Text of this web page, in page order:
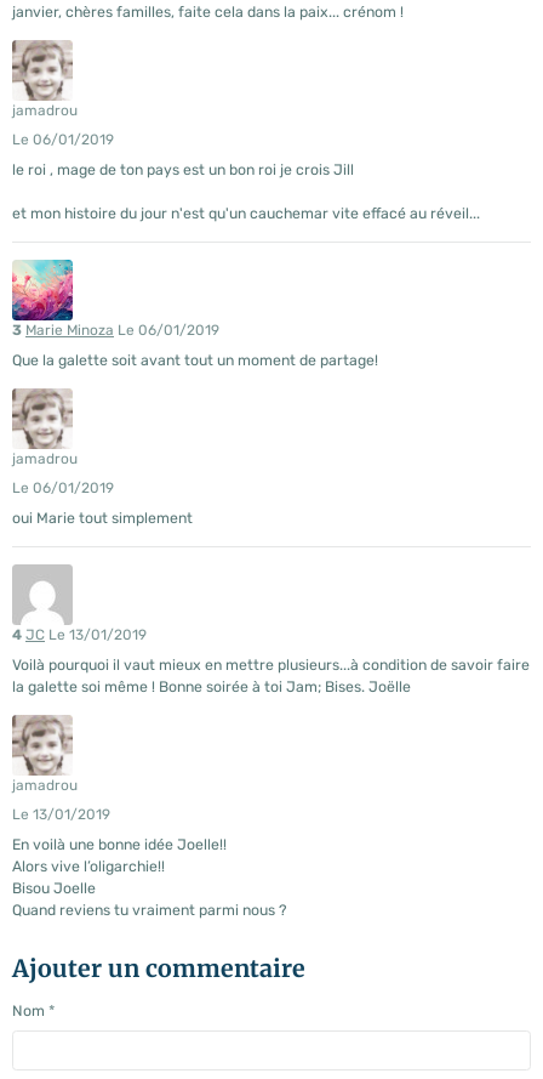
janvier, chères familles, faite cela dans la paix... crénom !
jamadrou
Le 06/01/2019
le roi , mage de ton pays est un bon roi je crois Jill
et mon histoire du jour n'est qu'un cauchemar vite effacé au réveil...
3 Marie Minoza Le 06/01/2019
Que la galette soit avant tout un moment de partage!
jamadrou
Le 06/01/2019
oui Marie tout simplement
4 JC Le 13/01/2019
Voilà pourquoi il vaut mieux en mettre plusieurs...à condition de savoir faire
la galette soi même ! Bonne soirée à toi Jam; Bises. Joëlle
jamadrou
Le 13/01/2019
En voilà une bonne idée Joelle!!
Alors vive l’oligarchie!!
Bisou Joelle
Quand reviens tu vraiment parmi nous ?
Ajouter un commentaire
Nom